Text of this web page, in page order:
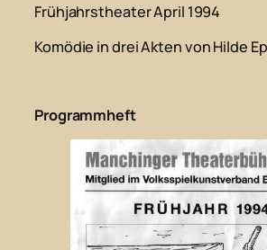
Frühjahrstheater April 1994
Komödie in drei Akten von Hilde
Programmheft